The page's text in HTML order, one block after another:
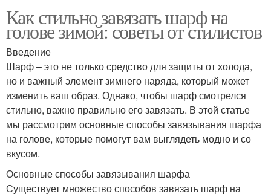
Как стильно завязать шарф на
голове зимой: советы от стилистов
Введение
Шарф – это не только средство для защиты от холода,
но и важный элемент зимнего наряда, который может
изменить ваш образ. Однако, чтобы шарф смотрелся
стильно, важно правильно его завязать. В этой статье
мы рассмотрим основные способы завязывания шарфа
на голове, которые помогут вам выглядеть модно и со
вкусом.
Основные способы завязывания шарфа
Существует множество способов завязать шарф на